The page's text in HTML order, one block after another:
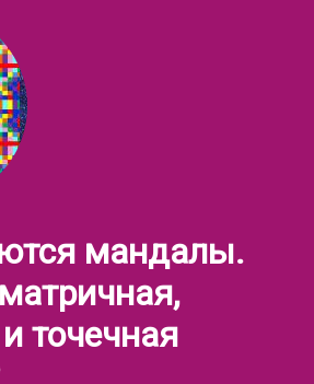
мандалы.
точечная